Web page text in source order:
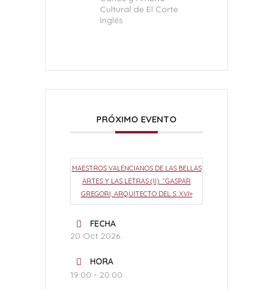
Cultural de El Corte
Inglés
PRÓXIMO EVENTO
MAESTROS VALENCIANOS DE LAS BELLAS
ARTES Y LAS LETRAS (II). “GASPAR
GREGORI, ARQUITECTO DEL S. XVI»
FECHA
20 Oct 2026
HORA
19:00 - 20:00